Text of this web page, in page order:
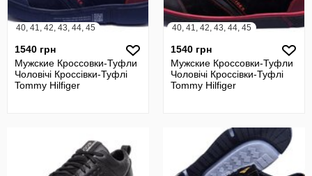
40, 41, 42, 43, 44, 45
1540 грн
Мужские Кроссовки-Туфли
Чоловічі Кроссівки-Туфлі
Tommy Hilfiger
40, 41, 42, 43, 44, 45
1540 грн
Мужские Кроссовки-Туфли
Чоловічі Кроссівки-Туфлі
Tommy Hilfiger